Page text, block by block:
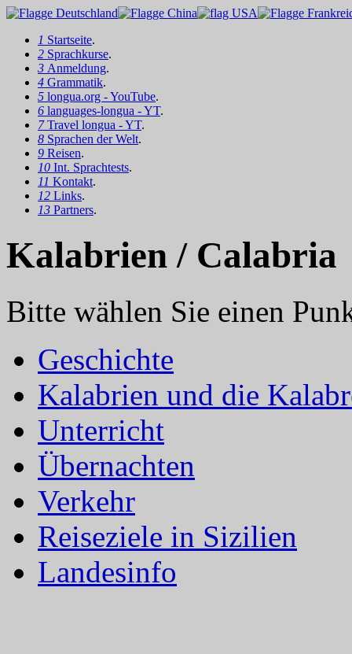
1 Startseite.
2 Sprachkurse.
3 Anmeldung.
4 Grammatik.
5 longua.org - YouTube.
6 languages-longua - YT.
7Travel longua - YT.
8 Sprachen der Welt.
9 Reisen.
10 Int. Sprachtests.
11 Kontakt.
12 Links.
13 Partners.
Kalabrien / Calabria
Bitte wählen Sie einen
Geschichte
Kalabrien und die
Unterricht
Übernachten
Verkehr
Reiseziele in Sizilien
Landesinfo